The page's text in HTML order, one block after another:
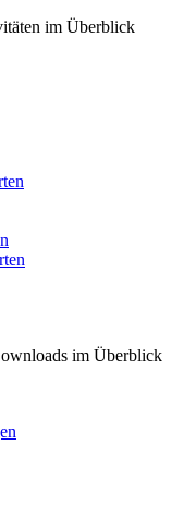
im Überblick
im Überblick